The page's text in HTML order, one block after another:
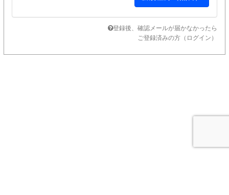
登録後、確認メールが届かなかったら
ご登録済みの方（ログイン）